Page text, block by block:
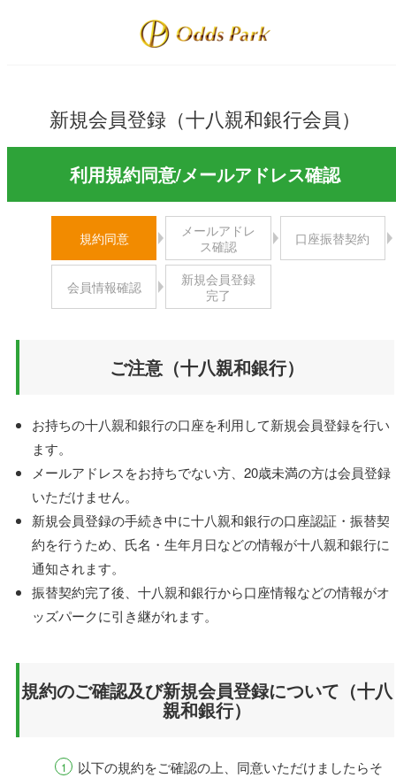
新規会員登録（十八親和銀行会員）
利用規約同意/メールアドレス確認
規約同意
メールアドレ
ス確認
口座振替契約
会員情報確認
新規会員登録
完了
ご注意（十八親和銀行）
お持ちの十八親和銀行の口座を利用して新規会員登録を行い
ます。
メールアドレスをお持ちでない方、20歳未満の方は会員登録
いただけません。
新規会員登録の手続き中に十八親和銀行の口座認証・振替契
約を行うため、氏名・生年月日などの情報が十八親和銀行に
通知されます。
振替契約完了後、十八親和銀行から口座情報などの情報がオ
ッズパークに引き継がれます。
規約のご確認及び新規会員登録について（十八
親和銀行）
以下の規約をご確認の上、同意いただけましたらそ